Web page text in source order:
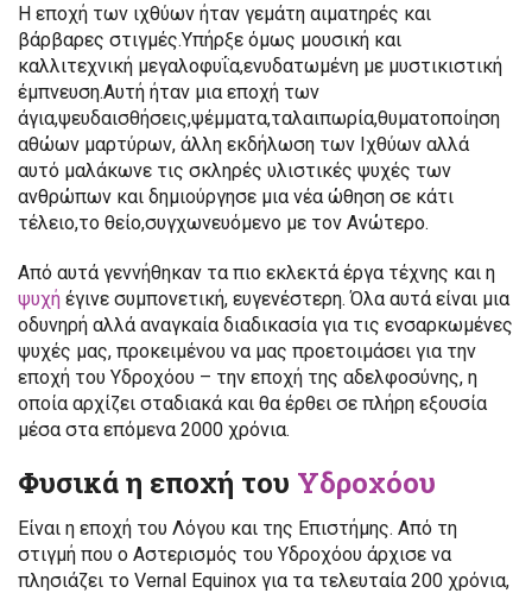
Η εποχή των ιχθύων ήταν γεμάτη αιματηρές και
βάρβαρες στιγμές.Υπήρξε όμως μουσική και
καλλιτεχνική μεγαλοφυΐα,ενυδατωμένη με μυστικιστική
έμπνευση.Αυτή ήταν μια εποχή των
άγια,ψευδαισθήσεις,ψέμματα,ταλαιπωρία,θυματοποίηση
αθώων μαρτύρων, άλλη εκδήλωση των Ιχθύων αλλά
αυτό μαλάκωνε τις σκληρές υλιστικές ψυχές των
ανθρώπων και δημιούργησε μια νέα ώθηση σε κάτι
τέλειο,το θείο,συγχωνευόμενο με τον Ανώτερο.
Από αυτά γεννήθηκαν τα πιο εκλεκτά έργα τέχνης και η
ψυχή έγινε συμπονετική, ευγενέστερη. Όλα αυτά είναι μια
οδυνηρή αλλά αναγκαία διαδικασία για τις ενσαρκωμένες
ψυχές μας, προκειμένου να μας προετοιμάσει για την
εποχή του Υδροχόου – την εποχή της αδελφοσύνης, η
οποία αρχίζει σταδιακά και θα έρθει σε πλήρη εξουσία
μέσα στα επόμενα 2000 χρόνια.
Φυσικά η εποχή του Υδροχόου
Είναι η εποχή του Λόγου και της Επιστήμης. Από τη
στιγμή που ο Αστερισμός του Υδροχόου άρχισε να
πλησιάζει το Vernal Equinox για τα τελευταία 200 χρόνια,